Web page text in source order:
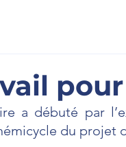
a débuté par
du projet